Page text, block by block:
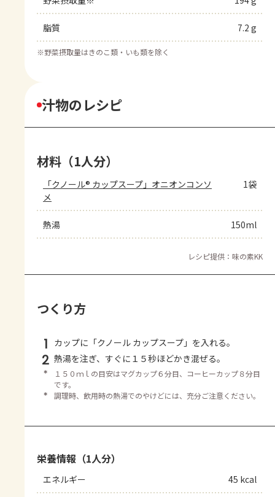
脂質 7.2 g
※野菜摂取量はきのこ類・いも類を除く
汁物のレシピ
材料（1人分）
「クノール® カップスープ」オニオンコンソ
メ
1袋
熱湯 150ml
レシピ提供：味の素KK
つくり方
1 カップに「クノール カップスープ」を入れる。
2 熱湯を注ぎ、すぐに１５秒ほどかき混ぜる。
＊
１５０ｍｌの目安はマグカップ６分目、コーヒーカップ８分目
です。
＊
調理時、飲用時の熱湯でのやけどには、充分ご注意ください。
栄養情報（1人分）
エネルギー 45 kcal